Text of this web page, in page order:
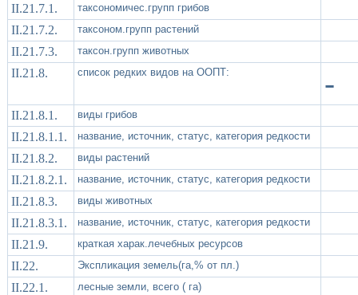
II.21.7.1. таксономичес.групп грибов
II.21.7.2. таксоном.групп растений
II.21.7.3. таксон.групп животных
II.21.8. список редких видов на ООПТ: -
II.21.8.1. виды грибов
II.21.8.1.1. название, источник, статус, категория редкости
II.21.8.2. виды растений
II.21.8.2.1. название, источник, статус, категория редкости
II.21.8.3. виды животных
II.21.8.3.1. название, источник, статус, категория редкости
II.21.9. краткая харак.лечебных ресурсов
II.22. Экспликация земель(га,% от пл.)
II.22.1. лесные земли, всего ( га)